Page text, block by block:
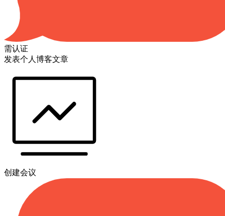
需认证
发表个人博客文章
创建会议